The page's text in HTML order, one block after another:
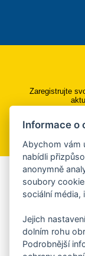
Zaregistrujte
Chcete
ankety,
Informace o
Abychom vám
nabídli
anonymně
soubory
sociální média,
Jejich
dolním rohu
Podrobnější